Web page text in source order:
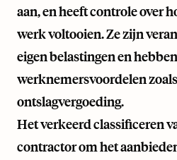
aan, en heeft controle over
werk voltooien. Ze zijn
eigen belastingen en
werknemersvoordelen
ontslagvergoeding.
Het verkeerd classificeren
contractor om het